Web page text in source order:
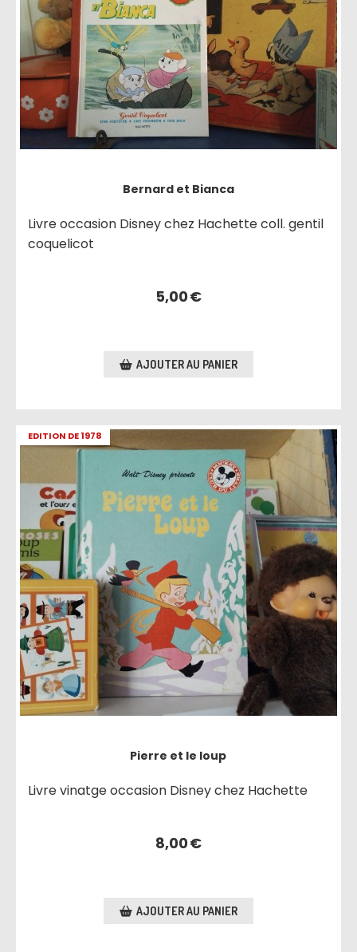
Bernard et Bianca
Livre occasion Disney chez Hachette coll. gentil
coquelicot
5,00€
AJOUTER AU PANIER
Pierre et le loup
Livre vinatge occasion Disney chez Hachette
8,00€
AJOUTER AU PANIER
EDITION DE 1978